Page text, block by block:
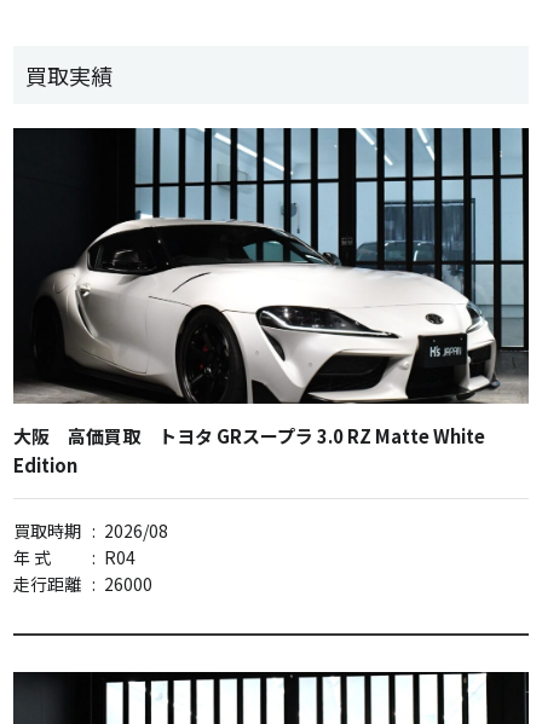
買取実績
大阪 高価買取 トヨタ GRスープラ 3.0 RZ Matte White
Edition
買取時期 : 2026/08
年 式
: R04
走行距離 : 26000